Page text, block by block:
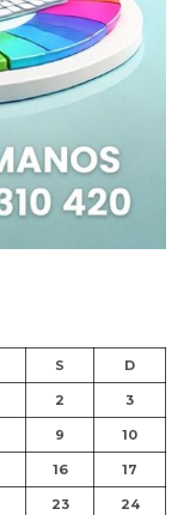
S D
2 3
9 10
16 17
23 24